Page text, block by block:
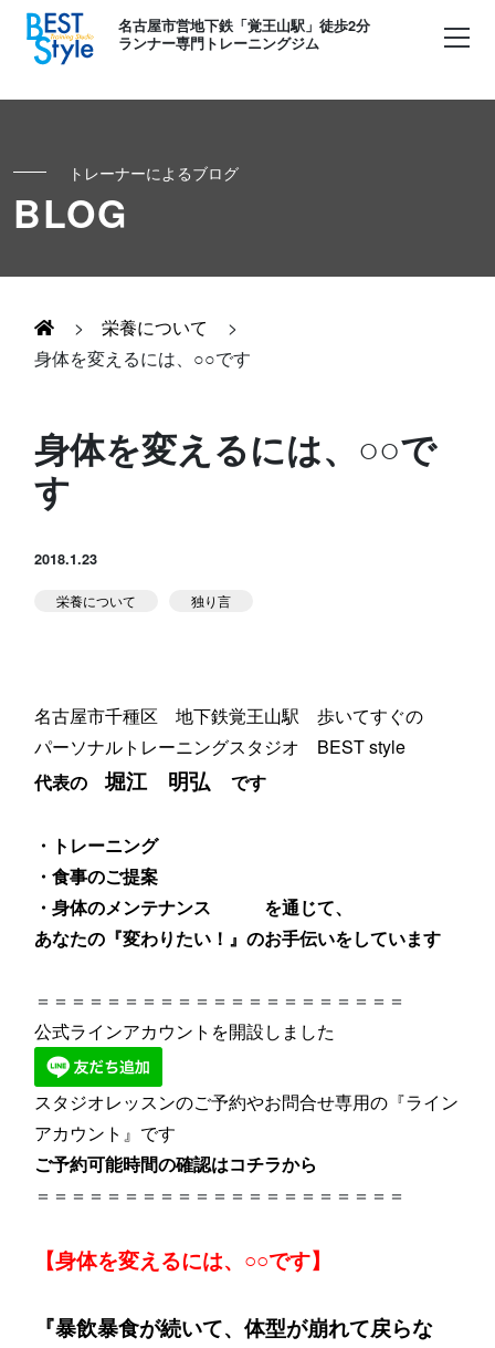
名古屋市営地下鉄「覚王山駅」徒歩2分
ランナー専門トレーニングジム
初めての方へ
お客様の声
Runner's パーソナル
キッズ・かけっこ
お知らせ
NEWS
体験予約する TELする
トレーナーによるブログ
BLOG
> 栄養について
>
身体を変えるには、○○です
身体を変えるには、○○で
す
2018.1.23
栄養について 独り言
名古屋市千種区 地下鉄覚王山駅 歩いてすぐの
パーソナルトレーニングスタジオ BEST style
代表の堀江 明弘 です
・トレーニング
・食事のご提案
・身体のメンテナンス を通じて、
あなたの『変わりたい！』のお手伝いをしています
＝＝＝＝＝＝＝＝＝＝＝＝＝＝＝＝＝＝＝＝＝
公式ラインアカウントを開設しました
スタジオレッスンのご予約やお問合せ専用の『ライン
アカウント』です
ご予約可能時間の確認はコチラから
＝＝＝＝＝＝＝＝＝＝＝＝＝＝＝＝＝＝＝＝＝
【身体を変えるには、○○です】
『暴飲暴食が続いて、体型が崩れて戻らな